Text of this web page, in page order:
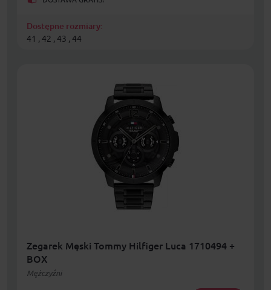
Dostępne rozmiary:
41 , 42 , 43 , 44
Zegarek Męski Tommy Hilfiger Luca 1710494 +
BOX
Mężczyźni